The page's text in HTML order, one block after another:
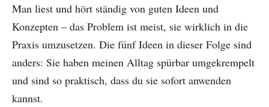
Man liest und hört ständig von guten Ideen und
Konzepten – das Problem ist meist, sie wirklich in die
Praxis umzusetzen. Die fünf Ideen in dieser Folge sind
anders: Sie haben meinen Alltag spürbar umgekrempelt
und sind so praktisch, dass du sie sofort anwenden
kannst.